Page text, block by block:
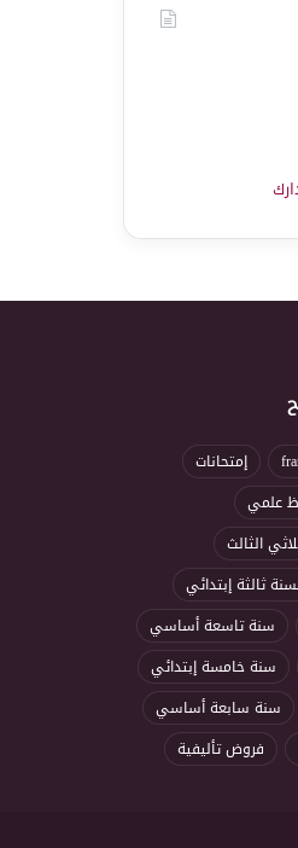
إمتحانات
علمي
الثالث
ثالثة إبتدائي
سنة تاسعة أساسي
سنة خامسة إبتدائي
سنة سابعة أساسي
فروض تأليفية